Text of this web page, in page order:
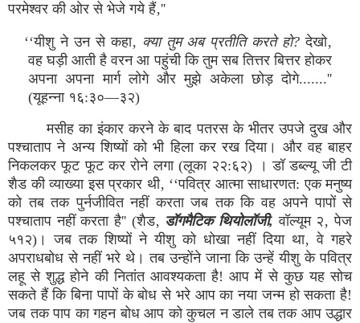
परमेश्वर की ओर से भेजे गये हैं‚''
‘‘यीशु ने उन से कहा‚ क्या तुम अब प्रतीति करते हो? देखो‚
वह घड़ी आती है वरन आ पहुंची कि तुम सब तित्तर बित्तर होकर
अपना अपना मार्ग लोगे और मुझे अकेला छोड़ दोगे.......''
(यूहन्ना १६:३०—३२)
मसीह का इंकार करने के बाद पतरस के भीतर उपजे दुख और
पश्चाताप ने अन्य शिष्यों को भी हिला कर रख दिया। और वह बाहर
निकलकर फूट फूट कर रोने लगा (लूका २२:६२) । डॉ डब्ल्यू जी टी
शैड की व्याख्या इस प्रकार थी‚ ‘‘पवित्र आत्मा साधारणत: एक मनुष्य
को तब तक पुर्नजीवित नहीं करता जब तक कि वह अपने पापों से
पश्चाताप नहीं करता है'' (शैड‚ डॉगमैटिक थियोलॉजी,वॉल्यूम २‚ पेज
५१२)। जब तक शिष्यों ने यीशु को धोखा नहीं दिया था‚ वे गहरे
अपराधबोध से नहीं भरे थे। तब उन्होंने जाना कि उन्हें यीशु के पवित्र
लहू से शुद्ध होने की नितांत आवश्यकता है! आप में से कुछ यह सोच
सकते हैं कि बिना पापों के बोध से भरे आप का नया जन्म हो सकता है!
जब तक पाप का गहन बोध आप को कुचल न डाले तब तक आप उद्धार